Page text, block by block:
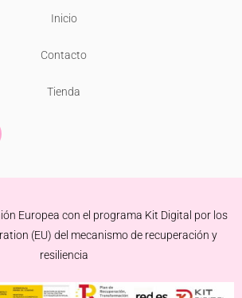
Inicio
Contacto
Tienda
Europea con el programa Kit Digital por los
(EU) del mecanismo de recuperación y
resiliencia